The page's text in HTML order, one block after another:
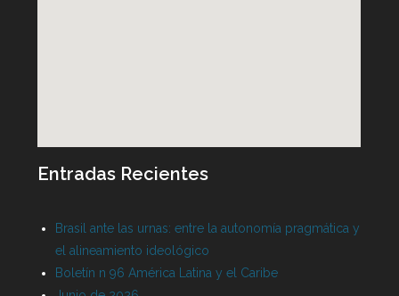
Entradas Recientes
Brasil ante las urnas: entre la autonomía pragmática y
el alineamiento ideológico
Boletín n 96 América Latina y el Caribe